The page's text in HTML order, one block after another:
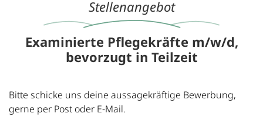
Stellenangebot
Examinierte Pflegekräfte m/w/d,
bevorzugt in Teilzeit
Bitte schicke uns deine aussagekräftige Bewerbung,
gerne per Post oder E-Mail.